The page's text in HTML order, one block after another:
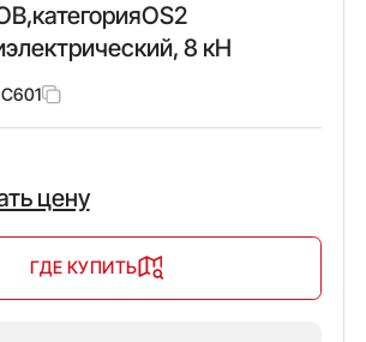
8 кН
цену
ГДЕ КУПИТЬ